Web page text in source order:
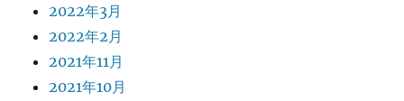
2022年3月
2022年2月
2021年11月
2021年10月